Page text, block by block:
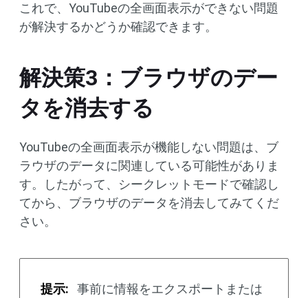
これで、YouTubeの全画面表示ができない問題
が解決するかどうか確認できます。
解決策3：ブラウザのデー
タを消去する
YouTubeの全画面表示が機能しない問題は、ブ
ラウザのデータに関連している可能性がありま
す。したがって、シークレットモードで確認し
てから、ブラウザのデータを消去してみてくだ
さい。
提示:
事前に情報をエクスポートまたは